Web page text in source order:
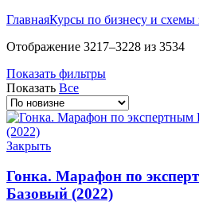
ГлавнаяКурсы по бизнесу и схемы
Отображение 3217–3228 из 3534
Показать фильтры
Показать Все
Закрыть
Гонка. Марафон по
Базовый (2022)